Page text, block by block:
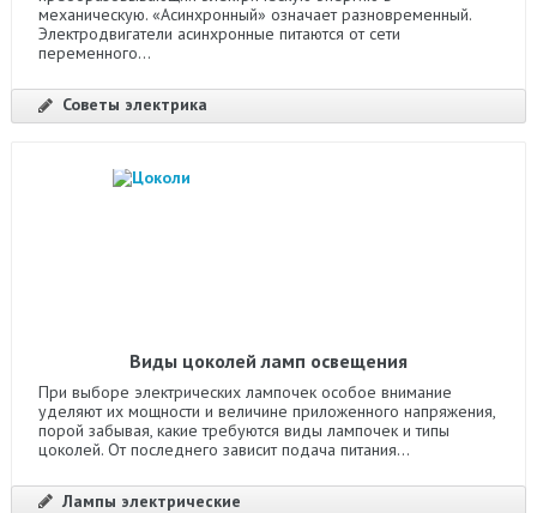
механическую. «Асинхронный» означает разновременный.
Электродвигатели асинхронные питаются от сети
переменного...
Советы электрика
Виды цоколей ламп освещения
При выборе электрических лампочек особое внимание
уделяют их мощности и величине приложенного напряжения,
порой забывая, какие требуются виды лампочек и типы
цоколей. От последнего зависит подача питания...
Лампы электрические